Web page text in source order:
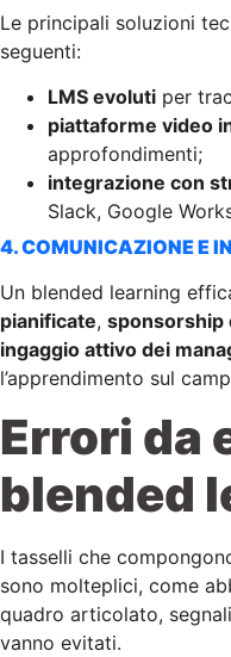
Le principali soluzioni
seguenti:
LMS evoluti per
piattaforme video
approfondimenti;
integrazione con
Slack, Google
4. COMUNICAZIONE E
Un blended learning
pianificate, sponsorship
ingaggio attivo dei
l’apprendimento sul
Errori da
blended
I tasselli che
sono molteplici, come
quadro articolato,
vanno evitati.